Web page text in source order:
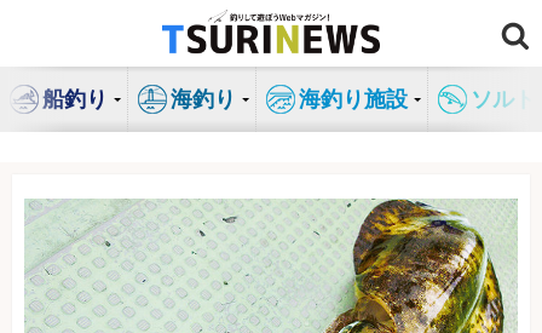
ン
船釣り 海釣り 海釣り施設 ソル